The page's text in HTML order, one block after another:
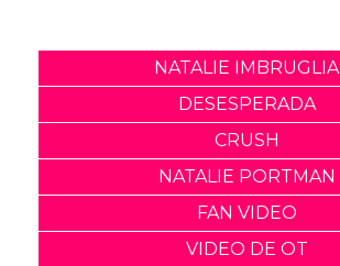
NATALIE IMBRUGLIA
DESESPERADA
CRUSH
NATALIE PORTMAN
FAN VIDEO
VIDEO DE OT